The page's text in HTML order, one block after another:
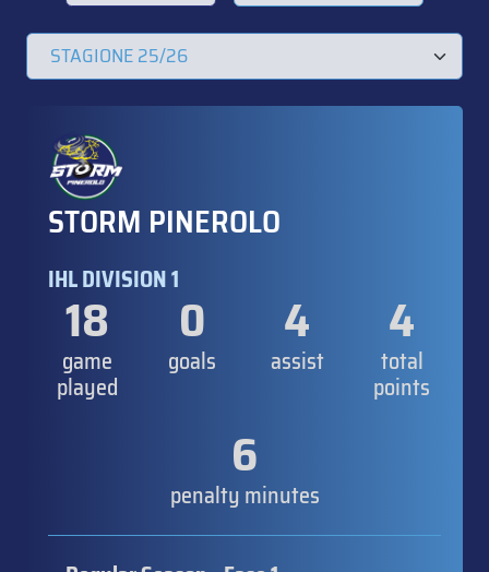
STORM PINEROLO
IHL DIVISION 1
18
game
played
0
goals
4
assist
4
total
points
6
penalty minutes